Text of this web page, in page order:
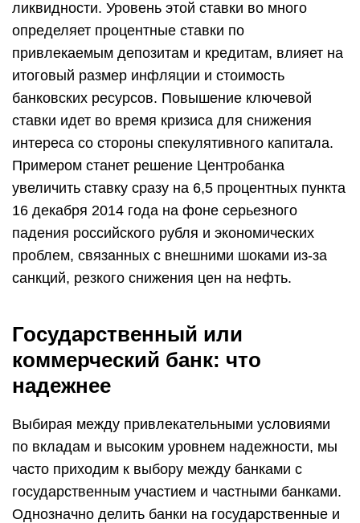
ликвидности. Уровень этой ставки во много
определяет процентные ставки по
привлекаемым депозитам и кредитам, влияет на
итоговый размер инфляции и стоимость
банковских ресурсов. Повышение ключевой
ставки идет во время кризиса для снижения
интереса со стороны спекулятивного капитала.
Примером станет решение Центробанка
увеличить ставку сразу на 6,5 процентных пункта
16 декабря 2014 года на фоне серьезного
падения российского рубля и экономических
проблем, связанных с внешними шоками из-за
санкций, резкого снижения цен на нефть.
Государственный или
коммерческий банк: что
надежнее
Выбирая между привлекательными условиями
по вкладам и высоким уровнем надежности, мы
часто приходим к выбору между банками с
государственным участием и частными банками.
Однозначно делить банки на государственные и